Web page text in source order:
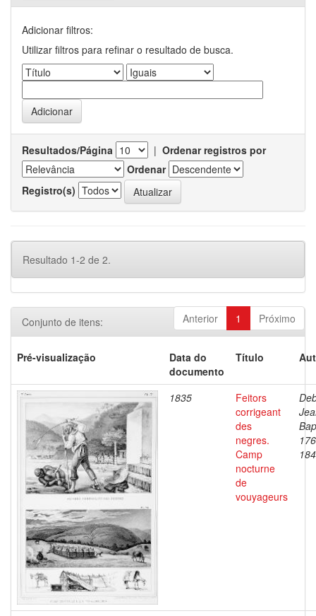
Adicionar filtros:
Utilizar filtros para refinar o resultado de busca.
Resultados/Página | Ordenar registros por
Ordenar
Registro(s)
Resultado 1-2 de 2.
Anterior 1 Próximo
Conjunto de itens:
Pré-visualização
Data do
documento
Título
1835
Feitors
corrigeant
des
negres.
Camp
nocturne
de
vouyageurs